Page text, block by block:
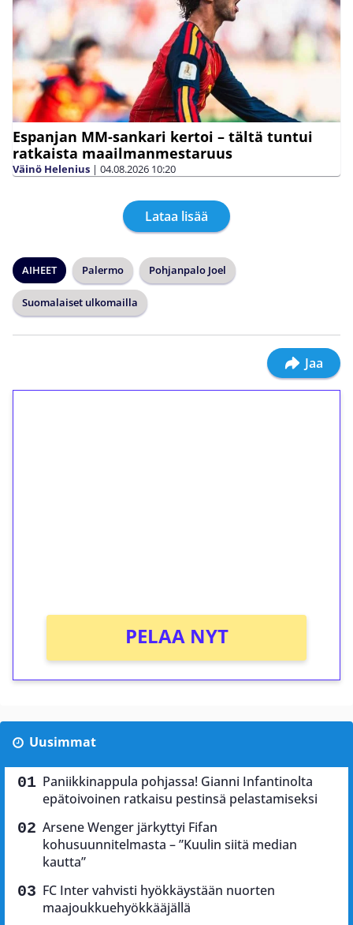
Espanjan MM-sankari kertoi – tältä tuntui
ratkaista maailmanmestaruus
Väinö Helenius | 04.08.2026 10:20
Lataa lisää
AIHEET Palermo Pohjanpalo Joel
Suomalaiset ulkomailla
Jaa
PELAA NYT
Uusimmat
Paniikkinappula pohjassa! Gianni Infantinolta
epätoivoinen ratkaisu pestinsä pelastamiseksi
Arsene Wenger järkyttyi Fifan
kohusuunnitelmasta – ”Kuulin siitä median
kautta”
FC Inter vahvisti hyökkäystään nuorten
maajoukkuehyökkääjällä